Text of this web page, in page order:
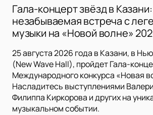
Гала-концерт звёзд в Казани:
незабываемая встреча с
музыки на «Новой волне»
25 августа 2026 года в Казани, в
(New Wave Hall), пройдет Гала-
Международного конкурса «Новая
Насладитесь выступлениями
Филиппа Киркорова и других на
музыкальном событии.